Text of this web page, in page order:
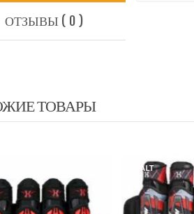
ОТЗЫВЫ ( 0 )
ТОВАРЫ
EXALT